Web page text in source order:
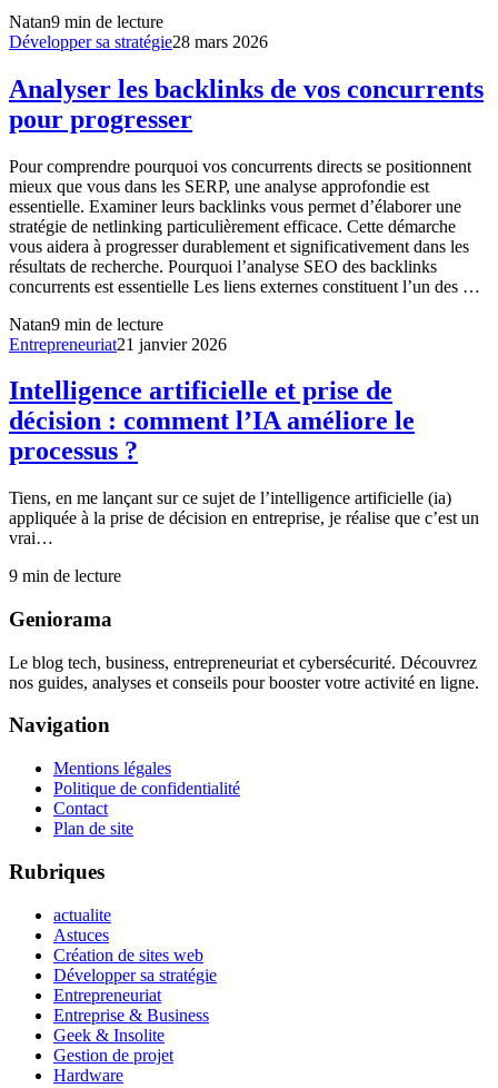
Natan9 min de lecture
Développer sa stratégie28 mars 2026
Analyser les backlinks de vos concurrents
pour progresser
Pour comprendre pourquoi vos concurrents directs se positionnent
mieux que vous dans les SERP, une analyse approfondie est
essentielle. Examiner leurs backlinks vous permet d’élaborer une
stratégie de netlinking particulièrement efficace. Cette démarche
vous aidera à progresser durablement et significativement dans les
résultats de recherche. Pourquoi l’analyse SEO des backlinks
concurrents est essentielle Les liens externes constituent l’un des …
Natan9 min de lecture
Entrepreneuriat21 janvier 2026
Intelligence artificielle et prise de
décision : comment l’IA améliore le
processus ?
Tiens, en me lançant sur ce sujet de l’intelligence artificielle (ia)
appliquée à la prise de décision en entreprise, je réalise que c’est un
vrai…
9 min de lecture
Geniorama
Le blog tech, business, entrepreneuriat et cybersécurité. Découvrez
nos guides, analyses et conseils pour booster votre activité en ligne.
Navigation
Mentions légales
Politique de confidentialité
Contact
Plan de site
Rubriques
actualite
Astuces
Création de sites web
Développer sa stratégie
Entrepreneuriat
Entreprise & Business
Geek & Insolite
Gestion de projet
Hardware